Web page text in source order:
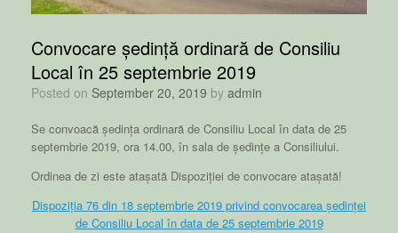
Convocare ședință ordinară de Consiliu
Local în 25 septembrie 2019
Posted on September 20, 2019 by admin
Se convoacă ședința ordinară de Consiliu Local în data de 25
septembrie 2019, ora 14.00, în sala de ședințe a Consiliului.
Ordinea de zi este atașată Dispoziției de convocare atașată!
Dispoziția 76 din 18 septembrie 2019 privind convocarea ședinței
de Consiliu Local în data de 25 septembrie 2019